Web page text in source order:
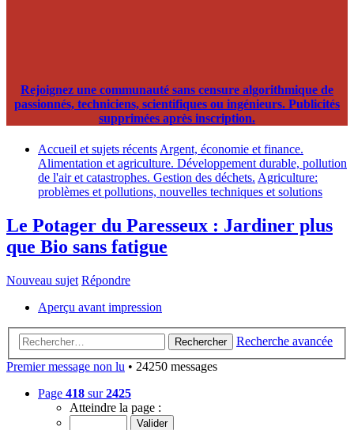
Rejoignez une communauté sans censure algorithmique de
passionnés, techniciens, scientifiques ou ingénieurs. Publicités
supprimées après inscription.
Accueil et sujets récentsArgent, économie et finance.
Alimentation et agriculture. Développement durable, pollution
de l'air et catastrophes. Gestion des déchets. Agriculture:
problèmes et pollutions, nouvelles techniques et solutions
Le Potager du Paresseux : Jardiner plus
que Bio sans fatigue
Nouveau sujet Répondre
Aperçu avant impression
Rechercher
Recherche avancée
Premier message non lu • 24250 messages
Page 418 sur2425
Atteindre la page :